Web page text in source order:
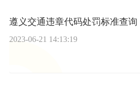
遵义交通违章代码处罚标准查询
2023-06-21 14:13:19